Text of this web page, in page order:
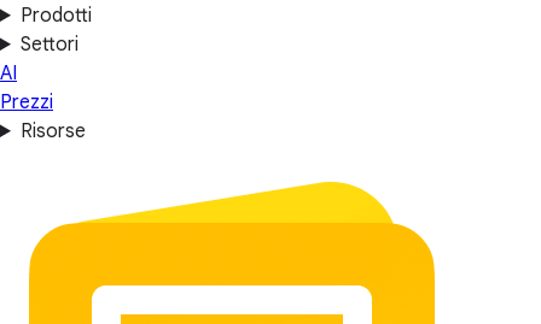
Prodotti
Settori
AI
Prezzi
Risorse